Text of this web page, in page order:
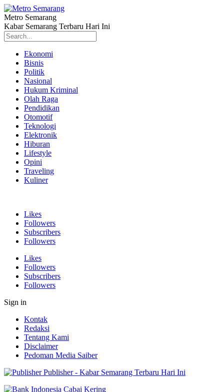
Metro Semarang
Kabar Semarang Terbaru Hari Ini
Ekonomi
Bisnis
Politik
Nasional
Hukum Kriminal
Olah Raga
Pendidikan
Otomotif
Teknologi
Elektronik
Hiburan
Lifestyle
Opini
Traveling
Kuliner
Likes
Followers
Subscribers
Followers
Likes
Followers
Subscribers
Followers
Sign in
Kontak
Redaksi
Tentang Kami
Disclaimer
Pedoman Media Saiber
Publisher - Kabar Semarang Terbaru Hari Ini